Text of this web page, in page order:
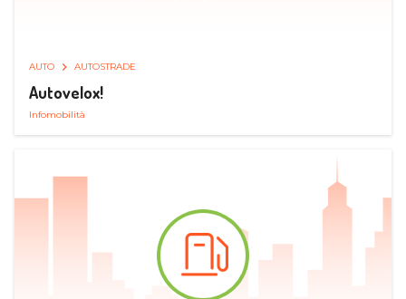
AUTO AUTOSTRADE
Autovelox!
Infomobilità